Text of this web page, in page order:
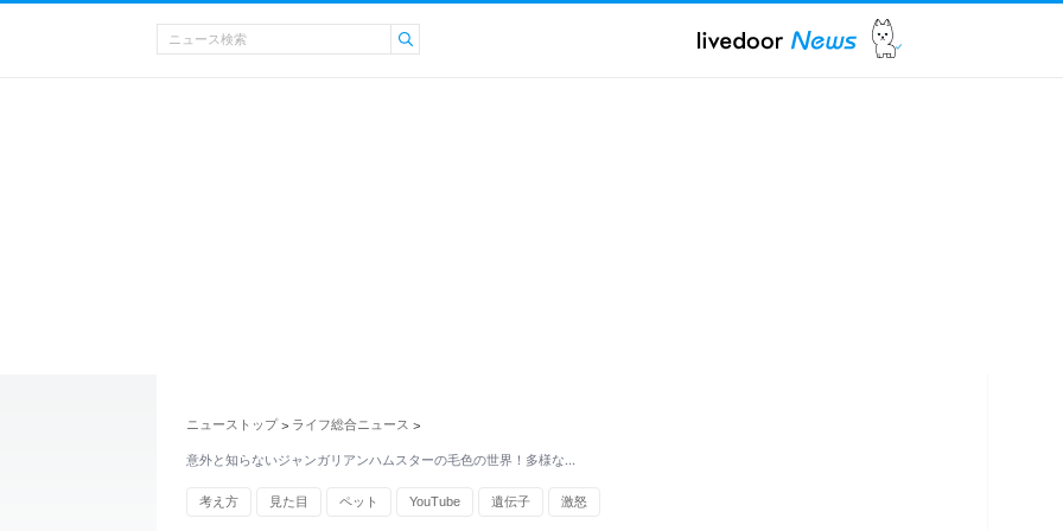
ニューストップ > ライフ総合ニュース >
意外と知らないジャンガリアンハムスターの毛色の世界！多様な…
考え方 見た目 ペット YouTube 遺伝子 激怒